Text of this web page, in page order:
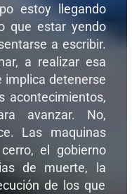
estoy llegando
que estar yendo
a escribir.
a realizar esa
implica detenerse
acontecimientos,
avanzar. No,
Las maquinas
el gobierno
de muerte, la
de los que